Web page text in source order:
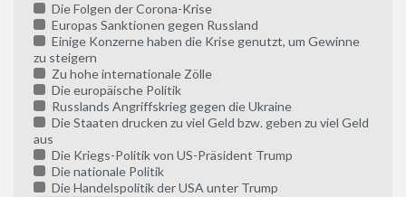
Die Folgen der Corona-Krise
Europas Sanktionen gegen Russland
Einige Konzerne haben die Krise genutzt, um Gewinne
zu steigern
Zu hohe internationale Zölle
Die europäische Politik
Russlands Angriffskrieg gegen die Ukraine
Die Staaten drucken zu viel Geld bzw. geben zu viel Geld
aus
Die Kriegs-Politik von US-Präsident Trump
Die nationale Politik
Die Handelspolitik der USA unter Trump